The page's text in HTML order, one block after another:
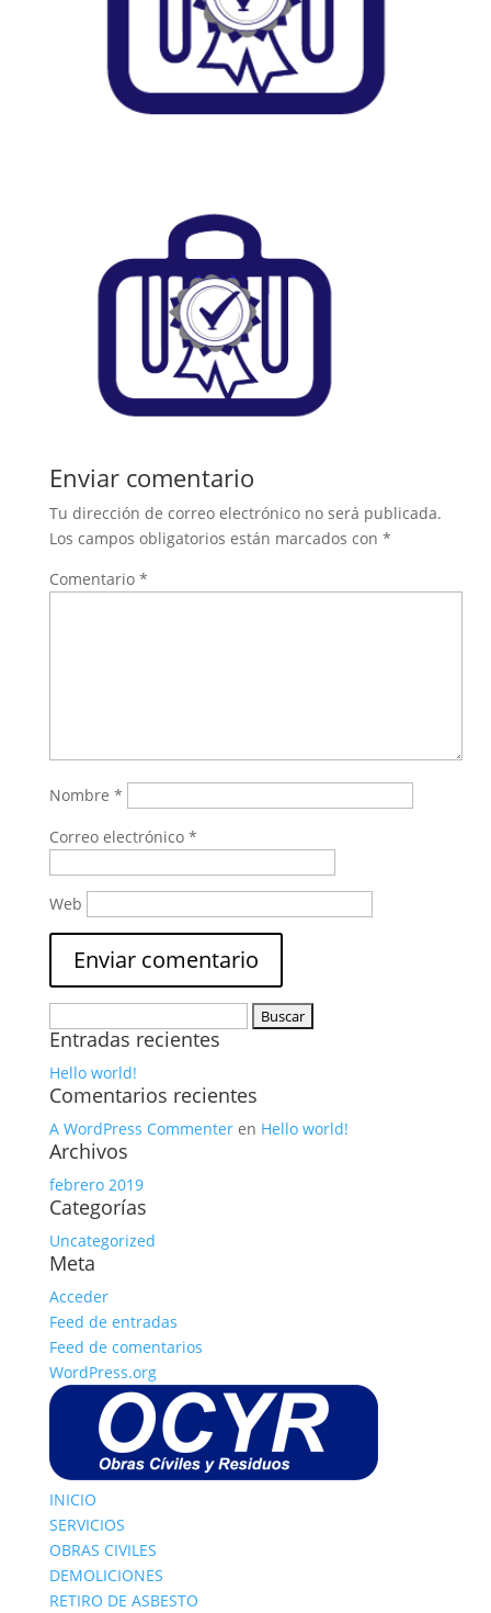
Enviar comentario
Tu dirección de correo electrónico no será publicada.
Los campos obligatorios están marcados con *
Comentario *
Nombre *
Correo electrónico *
Web
Entradas recientes
Hello world!
Comentarios recientes
A WordPress Commenteren Hello world!
Archivos
febrero 2019
Categorías
Uncategorized
Meta
Acceder
Feed de entradas
Feed de comentarios
WordPress.org
INICIO
SERVICIOS
OBRAS CIVILES
DEMOLICIONES
RETIRO DE ASBESTO